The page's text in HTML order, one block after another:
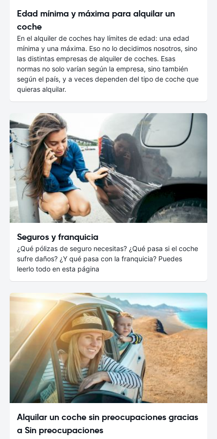
Edad mínima y máxima para alquilar un
coche
En el alquiler de coches hay límites de edad: una edad
mínima y una máxima. Eso no lo decidimos nosotros, sino
las distintas empresas de alquiler de coches. Esas
normas no solo varían según la empresa, sino también
según el país, y a veces dependen del tipo de coche que
quieras alquilar.
Seguros y franquicia
¿Qué pólizas de seguro necesitas? ¿Qué pasa si el coche
sufre daños? ¿Y qué pasa con la franquicia? Puedes
leerlo todo en esta página
Alquilar un coche sin preocupaciones gracias
a Sin preocupaciones